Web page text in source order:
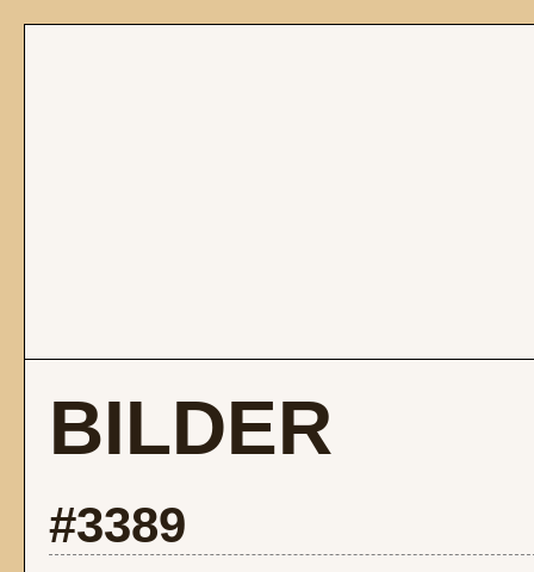
BILDER
#3389